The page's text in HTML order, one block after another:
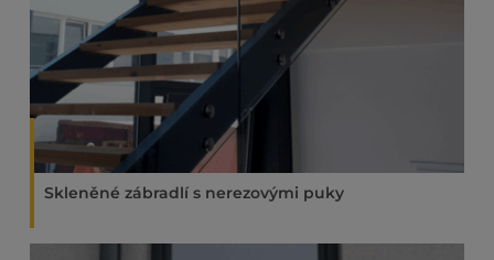
Skleněné zábradlí s nerezovými puky